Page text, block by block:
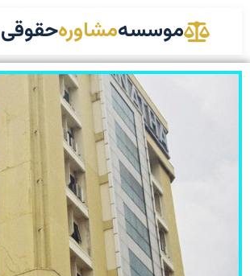
موسسهمشاورهحقوقی